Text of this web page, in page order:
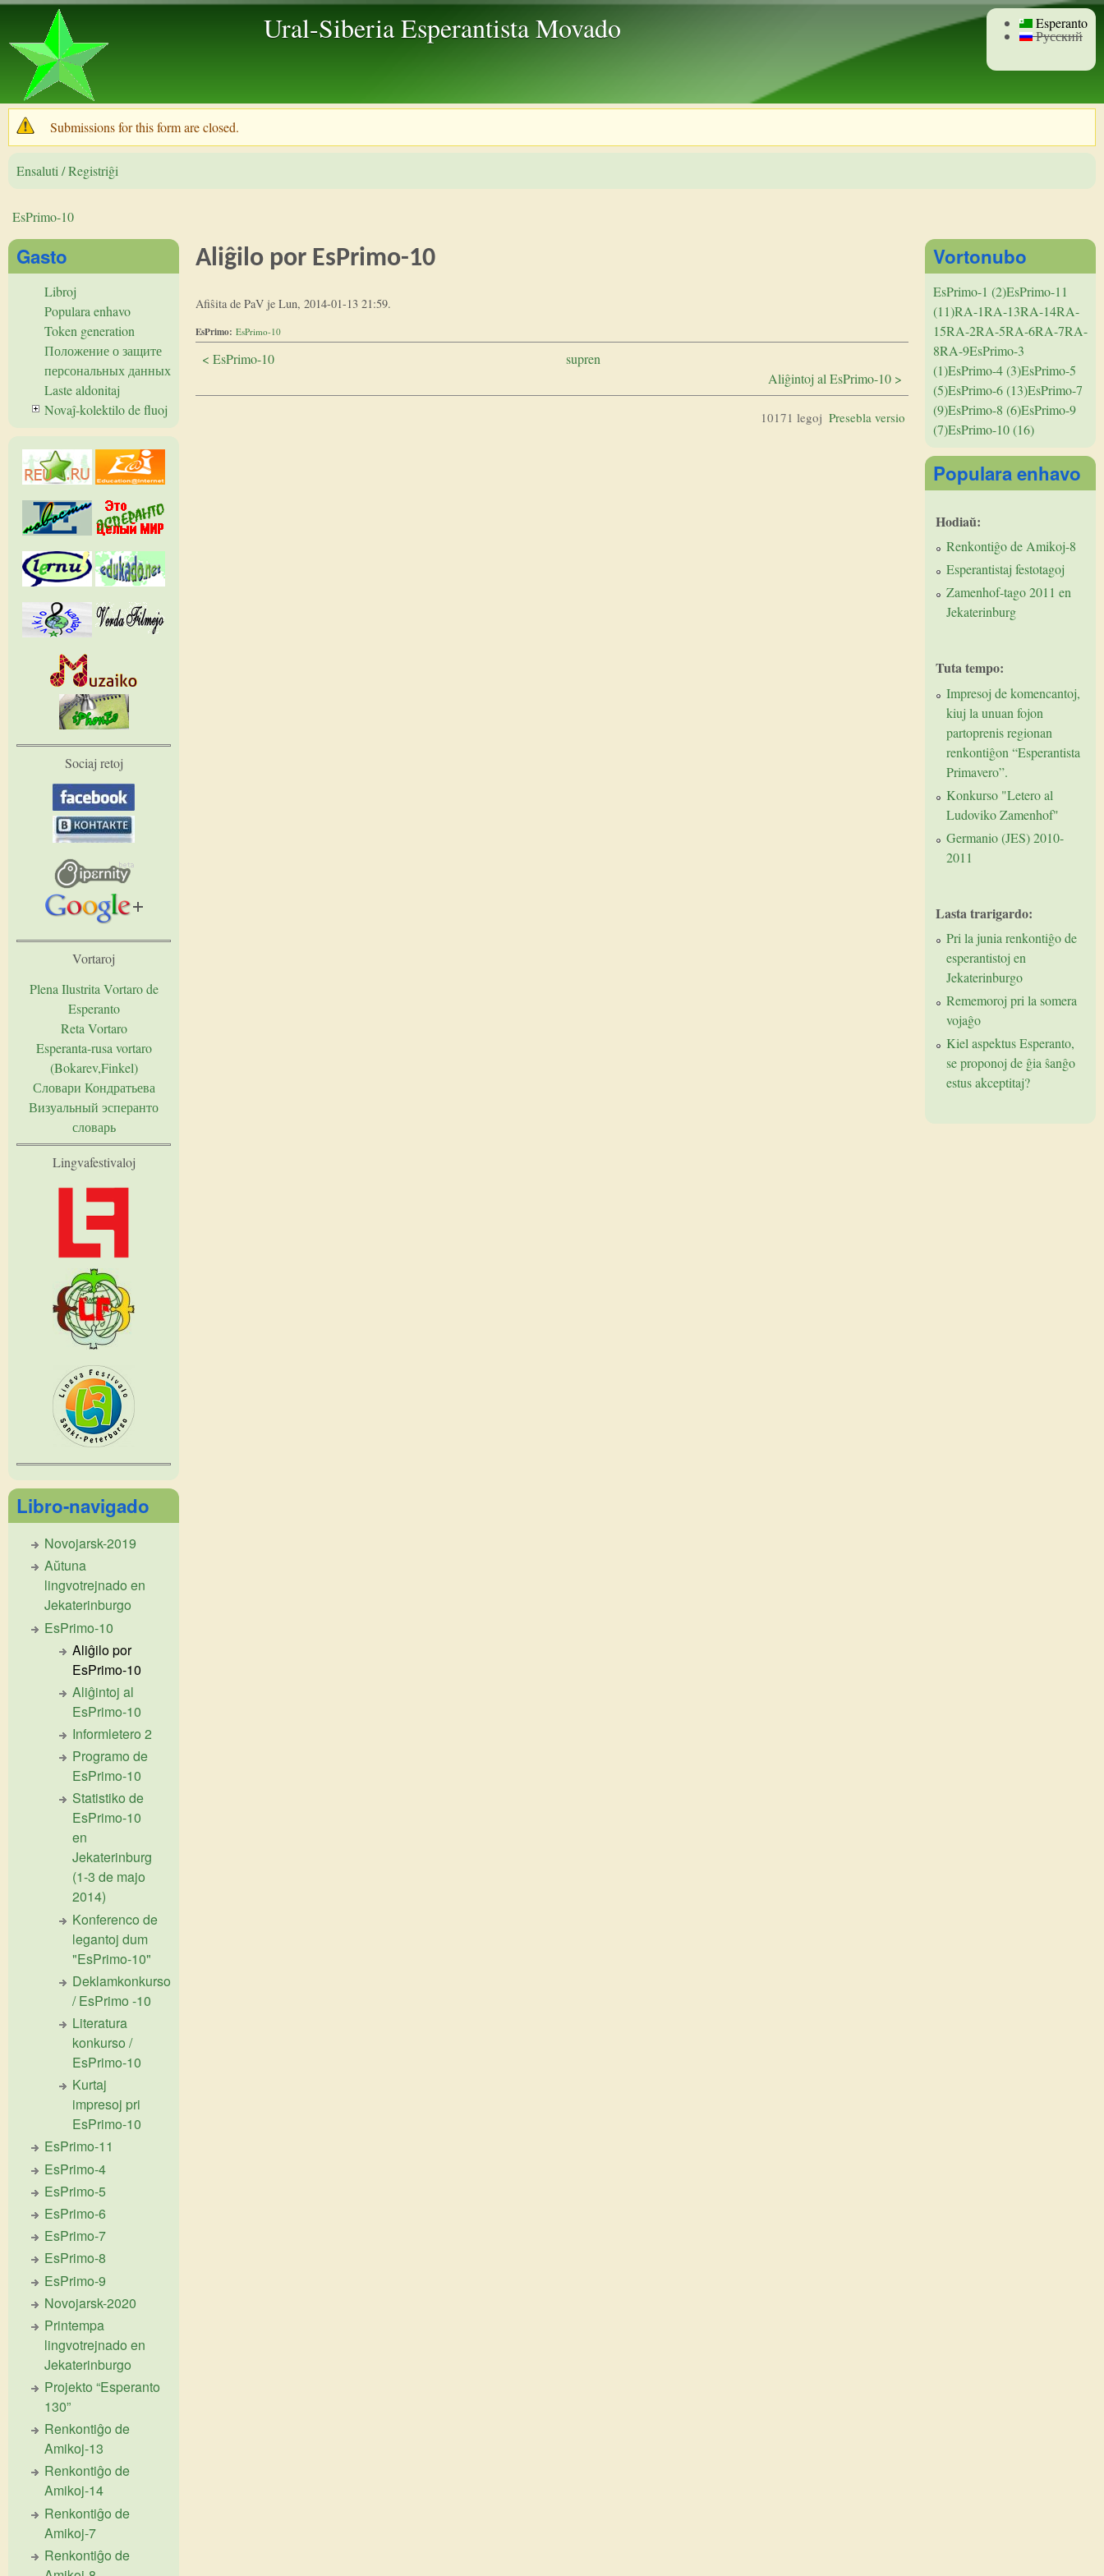
Ural-Siberia Esperantista Movado Esperanto
Русский
Warning message
Submissions for this form are closed.
Ensaluti / Registriĝi
Vi estas ĉi tie
EsPrimo-10
Aliĝilo por EsPrimo-10
Afiŝita dePaV jeLun, 2014-01-13 21:59.
EsPrimo:EsPrimo-10
< EsPrimo-10
supren
Aliĝintoj al EsPrimo-10 >
Presebla versio
10171 legoj
Gasto
Libroj
Populara enhavo
Token generation
Положение о защите
персональных данных
Laste aldonitaj
Novaĵ-kolektilo de fluoj
Sociaj retoj
Vortaroj
Plena Ilustrita Vortaro de
Esperanto
Reta Vortaro
Esperanta-rusa vortaro
(Bokarev,Finkel)
Словари Кондратьева
Визуальный эсперанто
словарь
Lingvafestivaloj
Libro-navigado
Novojarsk-2019
Aŭtuna
lingvotrejnado en
Jekaterinburgo
EsPrimo-10
Aliĝilo por
EsPrimo-10
Aliĝintoj al
EsPrimo-10
Informletero 2
Programo de
EsPrimo-10
Statistiko de
EsPrimo-10
en
Jekaterinburg
(1-3 de majo
2014)
Konferenco de
legantoj dum
"EsPrimo-10"
Deklamkonkurso
/ EsPrimo -10
Literatura
konkurso /
EsPrimo-10
Kurtaj
impresoj pri
EsPrimo-10
EsPrimo-11
EsPrimo-4
EsPrimo-5
EsPrimo-6
EsPrimo-7
EsPrimo-8
EsPrimo-9
Novojarsk-2020
Printempa
lingvotrejnado en
Jekaterinburgo
Projekto “Esperanto
130”
Renkontiĝo de
Amikoj-13
Renkontiĝo de
Amikoj-14
Renkontiĝo de
Amikoj-7
Renkontiĝo de
Vortonubo
EsPrimo-1 (2)EsPrimo-11
(11)RA-1RA-13RA-14RA-
15RA-2RA-5RA-6RA-7RA-
8RA-9EsPrimo-3
(1)EsPrimo-4 (3)EsPrimo-5
(5)EsPrimo-6 (13)EsPrimo-7
(9)EsPrimo-8 (6)EsPrimo-9
(7)EsPrimo-10 (16)
Populara enhavo
Hodiaŭ:
Renkontiĝo de Amikoj-8
Esperantistaj festotagoj
Zamenhof-tago 2011 en
Jekaterinburg
Tuta tempo:
Impresoj de komencantoj,
kiuj la unuan fojon
partoprenis regionan
renkontiĝon “Esperantista
Primavero”.
Konkurso "Letero al
Ludoviko Zamenhof"
Germanio (JES) 2010-
2011
Lasta trarigardo:
Pri la junia renkontiĝo de
esperantistoj en
Jekaterinburgo
Rememoroj pri la somera
vojaĝo
Kiel aspektus Esperanto,
se proponoj de ĝia ŝanĝo
estus akceptitaj?